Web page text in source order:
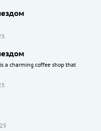
a charming coffee shop that